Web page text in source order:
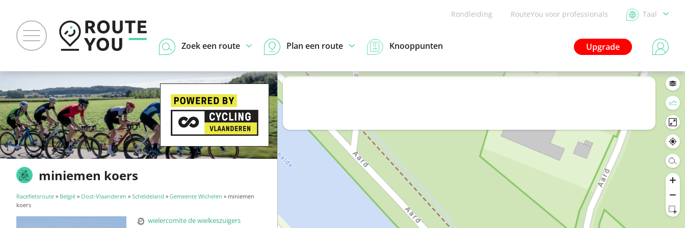
Rondleiding RouteYou voor professionals Taal
Upgrade
Zoek een route Plan een route Knooppunten
miniemen koers
Racefietsroute » België » Oost-Vlaanderen » Scheldeland » Gemeente Wichelen » miniemen
koers
wielercomite de wielkeszuigers